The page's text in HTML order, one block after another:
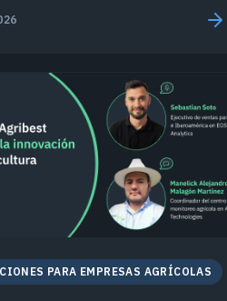
PARA EMPRESAS AGRÍCOLAS